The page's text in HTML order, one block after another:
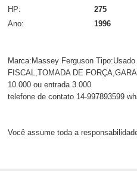
HP:
275
Ano:
1996
Marca:Massey Ferguson
FISCAL,TOMADA DE
10.000 ou entrada 3.000
telefone de contato 14-997893599
Você assume toda a